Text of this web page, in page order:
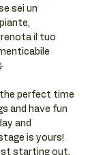
sei un
il tuo
perfect time
and have fun
and
is yours!
starting out,